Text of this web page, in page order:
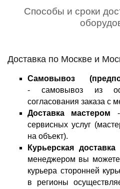
Способы и сроки
Доставка по Москве и
Самовывоз
-
самовывоз из
согласования заказа с
Доставка мастером -
сервисных услуг
на объект).
Курьерская доставка
менеджером вы можете
курьера сторонней
в регионы